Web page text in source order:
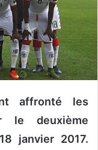
affronté les
le deuxième
janvier 2017.